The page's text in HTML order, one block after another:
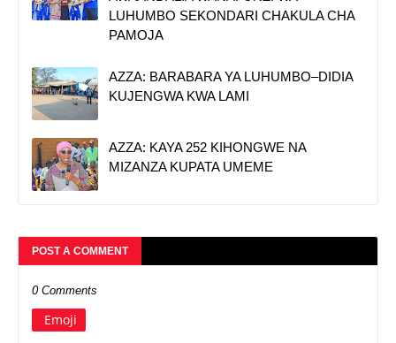
LUHUMBO SEKONDARI CHAKULA CHA
PAMOJA
AZZA: BARABARA YA LUHUMBO–DIDIA
KUJENGWA KWA LAMI
AZZA: KAYA 252 KIHONGWE NA
MIZANZA KUPATA UMEME
POST A COMMENT
0 Comments
Emoji